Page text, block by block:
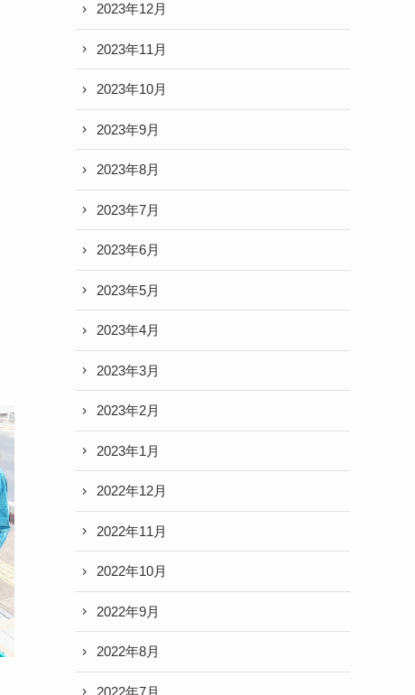
2023年12月
2023年11月
2023年10月
2023年9月
2023年8月
2023年7月
2023年6月
2023年5月
2023年4月
2023年3月
2023年2月
2023年1月
2022年12月
2022年11月
2022年10月
2022年9月
2022年8月
2022年7月